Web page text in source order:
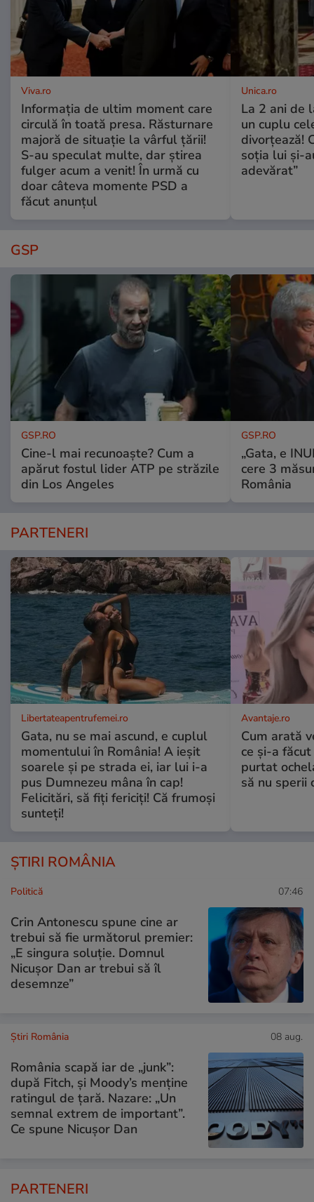
Viva.ro
Informația de ultim moment care
circulă în toată presa. Răsturnare
majoră de situație la vârful țării!
S-au speculat multe, dar știrea
fulger acum a venit! În urmă cu
doar câteva momente PSD a
făcut anunțul
Unica.ro
La 2 ani de
un cuplu
divorțează!
soția lui și-
adevărat”
GSP
GSP.RO
Cine-l mai recunoaște? Cum a
apărut fostul lider ATP pe străzile
din Los Angeles
GSP.RO
„Gata, e
cere 3
România
PARTENERI
Libertateapentrufemei.ro
Gata, nu se mai ascund, e cuplul
momentului în România! A ieșit
soarele și pe strada ei, iar lui i-a
pus Dumnezeu mâna în cap!
Felicitări, să fiți fericiți! Că frumoși
sunteți!
Avantaje.ro
Cum arată
ce și-a
purtat
să nu sperii
ȘTIRI ROMÂNIA
Politică 07:46
Crin Antonescu spune cine ar
trebui să fie următorul premier:
„E singura soluție. Domnul
Nicușor Dan ar trebui să îl
desemnze”
Știri România 08 aug.
România scapă iar de „junk”:
după Fitch, și Moody’s menține
ratingul de țară. Nazare: „Un
semnal extrem de important”.
Ce spune Nicușor Dan
PARTENERI